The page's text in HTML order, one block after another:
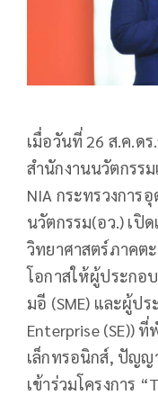
เมื่อวันที่ 26 ส.ค.ด
สำนักงานนวัตกรร
NIA กระทรวงการ
นวัตกรรม(อว.) เปิ
วิทยาศาสตร์ภาคต
โอกาสให้ผู้ประกอ
มอี (SME) และผู้ป
Enterprise (SE))
เล็กทรอนิกส์, ปัญญ
เข้าร่วมโครงการ